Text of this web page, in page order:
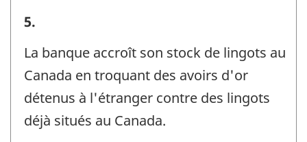
Exemples
-
Identificateur
de
question
5.
La banque accroît son stock de lingots au
Canada en troquant des avoirs d'or
détenus à l'étranger contre des lingots
déjà situés au Canada.